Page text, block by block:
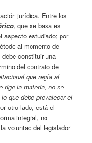
jurídica. Entre los
, que se basa es
aspecto estudiado; por
al momento de
constituir una
del contrato de
que regía al
rige la materia, no se
que debe prevalecer el
otro lado, está el
integral, no
voluntad del legislador